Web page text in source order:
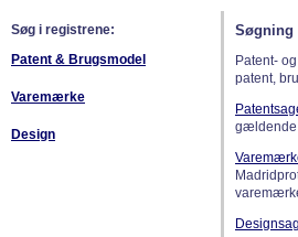
Søg i registrene:
Patent & Brugsmodel
Varemærke
Design
Søgning
Patent-
patent,
gældende